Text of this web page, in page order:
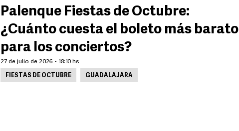
Palenque Fiestas de Octubre:
¿Cuánto cuesta el boleto más barato
para los conciertos?
27 de julio de 2026 - 18:10 hs
FIESTAS DE OCTUBRE GUADALAJARA